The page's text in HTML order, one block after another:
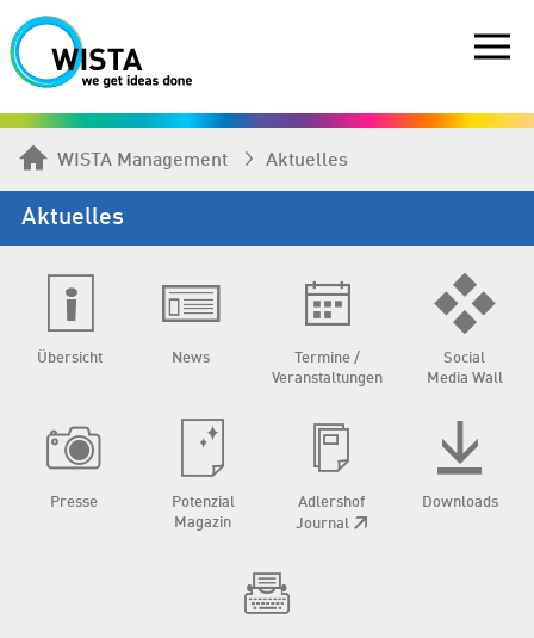
WISTA Management Aktuelles
Aktuelles
Übersicht News
Termine /
Veranstaltungen
Social
Media Wall
Presse
Potenzial
Magazin
Adlershof
Journal
Downloads